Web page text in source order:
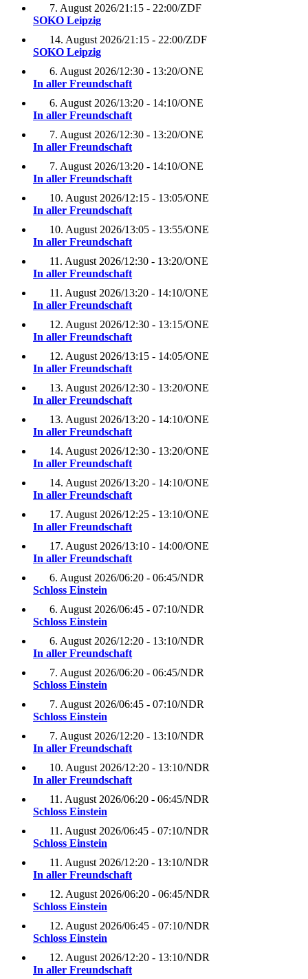
7. August 2026/21:15 - 22:00/ZDF
SOKO Leipzig
14. August 2026/21:15 - 22:00/ZDF
SOKO Leipzig
6. August 2026/12:30 - 13:20/ONE
In aller Freundschaft
6. August 2026/13:20 - 14:10/ONE
In aller Freundschaft
7. August 2026/12:30 - 13:20/ONE
In aller Freundschaft
7. August 2026/13:20 - 14:10/ONE
In aller Freundschaft
10. August 2026/12:15 - 13:05/ONE
In aller Freundschaft
10. August 2026/13:05 - 13:55/ONE
In aller Freundschaft
11. August 2026/12:30 - 13:20/ONE
In aller Freundschaft
11. August 2026/13:20 - 14:10/ONE
In aller Freundschaft
12. August 2026/12:30 - 13:15/ONE
In aller Freundschaft
12. August 2026/13:15 - 14:05/ONE
In aller Freundschaft
13. August 2026/12:30 - 13:20/ONE
In aller Freundschaft
13. August 2026/13:20 - 14:10/ONE
In aller Freundschaft
14. August 2026/12:30 - 13:20/ONE
In aller Freundschaft
14. August 2026/13:20 - 14:10/ONE
In aller Freundschaft
17. August 2026/12:25 - 13:10/ONE
In aller Freundschaft
17. August 2026/13:10 - 14:00/ONE
In aller Freundschaft
6. August 2026/06:20 - 06:45/NDR
Schloss Einstein
6. August 2026/06:45 - 07:10/NDR
Schloss Einstein
6. August 2026/12:20 - 13:10/NDR
In aller Freundschaft
7. August 2026/06:20 - 06:45/NDR
Schloss Einstein
7. August 2026/06:45 - 07:10/NDR
Schloss Einstein
7. August 2026/12:20 - 13:10/NDR
In aller Freundschaft
10. August 2026/12:20 - 13:10/NDR
In aller Freundschaft
11. August 2026/06:20 - 06:45/NDR
Schloss Einstein
11. August 2026/06:45 - 07:10/NDR
Schloss Einstein
11. August 2026/12:20 - 13:10/NDR
In aller Freundschaft
12. August 2026/06:20 - 06:45/NDR
Schloss Einstein
12. August 2026/06:45 - 07:10/NDR
Schloss Einstein
12. August 2026/12:20 - 13:10/NDR
In aller Freundschaft